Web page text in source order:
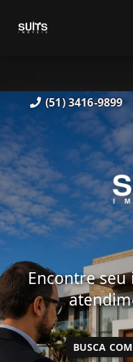
(51) 3416-9899
Encontre
BUSCA